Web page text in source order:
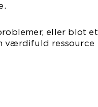
eller blot et
værdifuld ressource